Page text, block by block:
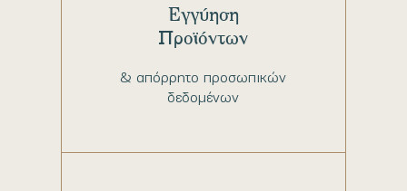
& απόρρητο προσωπικών
δεδομένων
Εγγύηση
Προϊόντων